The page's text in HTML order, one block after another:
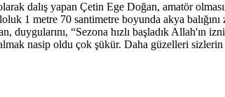
dalış yapan Çetin Ege Doğan, amatör
metre 70 santimetre boyunda akya balığını
duygularını, “Sezona hızlı başladık
nasip oldu çok şükür. Daha güzelleri